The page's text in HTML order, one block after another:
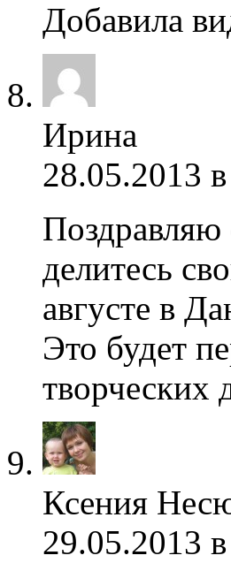
Добавила
Ирина
28.05.2013
Поздравляю
делитесь
августе в
Это будет
творческих
Ксения
29.05.2013